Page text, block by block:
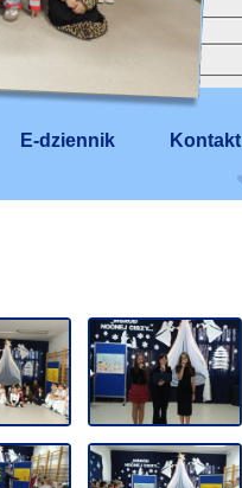
E-dziennik Kontakt